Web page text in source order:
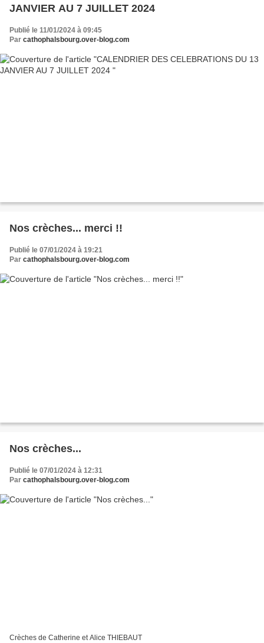
JANVIER AU 7 JUILLET 2024
Publié le 11/01/2024 à 09:45
Par cathophalsbourg.over-blog.com
Nos crèches... merci !!
Publié le 07/01/2024 à 19:21
Par cathophalsbourg.over-blog.com
Nos crèches...
Publié le 07/01/2024 à 12:31
Par cathophalsbourg.over-blog.com
Crèches de Catherine et Alice THIEBAUT